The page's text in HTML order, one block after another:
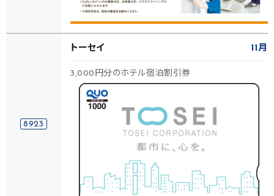
8923
トーセイ 11月
3,000円分のホテル宿泊割引券